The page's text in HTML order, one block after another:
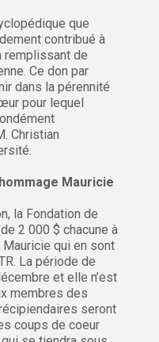
que
contribué à
remplissant de
Ce don par
dans la pérennité
pour lequel
Christian
Mauricie
la Fondation de
2 000 $ chacune à
qui en sont
La période de
et elle n’est
membres des
seront
coups de coeur